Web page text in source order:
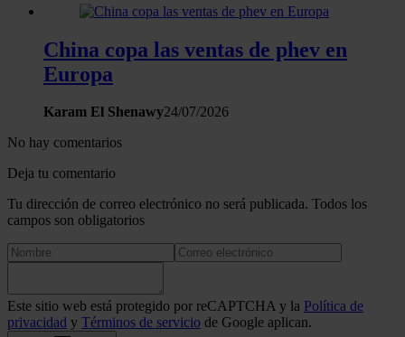
China copa las ventas de phev en
Europa
Karam El Shenawy24/07/2026
No hay comentarios
Deja tu comentario
Tu dirección de correo electrónico no será publicada. Todos los
campos son obligatorios
Este sitio web está protegido por reCAPTCHA y la Política de
privacidad y Términos de servicio de Google aplican.